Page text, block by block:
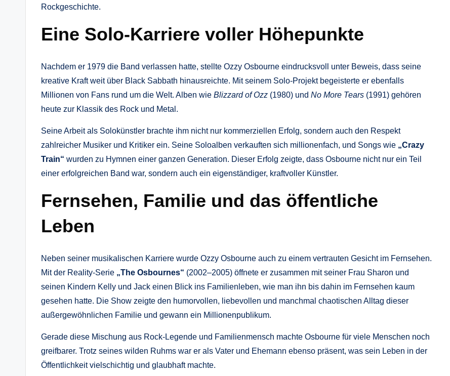
Rockgeschichte.
Eine Solo‑Karriere voller Höhepunkte
Nachdem er 1979 die Band verlassen hatte, stellte Ozzy Osbourne eindrucksvoll unter Beweis, dass seine
kreative Kraft weit über Black Sabbath hinausreichte. Mit seinem Solo‑Projekt begeisterte er ebenfalls
Millionen von Fans rund um die Welt. Alben wie Blizzard of Ozz (1980) und No More Tears (1991) gehören
heute zur Klassik des Rock und Metal.
Seine Arbeit als Solokünstler brachte ihm nicht nur kommerziellen Erfolg, sondern auch den Respekt
zahlreicher Musiker und Kritiker ein. Seine Soloalben verkauften sich millionenfach, und Songs wie „Crazy
Train“ wurden zu Hymnen einer ganzen Generation. Dieser Erfolg zeigte, dass Osbourne nicht nur ein Teil
einer erfolgreichen Band war, sondern auch ein eigenständiger, kraftvoller Künstler.
Fernsehen, Familie und das öffentliche
Leben
Neben seiner musikalischen Karriere wurde Ozzy Osbourne auch zu einem vertrauten Gesicht im Fernsehen.
Mit der Reality‑Serie „The Osbournes“ (2002–2005) öffnete er zusammen mit seiner Frau Sharon und
seinen Kindern Kelly und Jack einen Blick ins Familienleben, wie man ihn bis dahin im Fernsehen kaum
gesehen hatte. Die Show zeigte den humorvollen, liebevollen und manchmal chaotischen Alltag dieser
außergewöhnlichen Familie und gewann ein Millionenpublikum.
Gerade diese Mischung aus Rock‑Legende und Familienmensch machte Osbourne für viele Menschen noch
greifbarer. Trotz seines wilden Ruhms war er als Vater und Ehemann ebenso präsent, was sein Leben in der
Öffentlichkeit vielschichtig und glaubhaft machte.